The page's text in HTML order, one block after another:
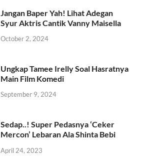
Jangan Baper Yah! Lihat Adegan
Syur Aktris Cantik Vanny Maisella
October 2, 2024
Ungkap Tamee Irelly Soal Hasratnya
Main Film Komedi
September 9, 2024
Sedap..! Super Pedasnya ‘Ceker
Mercon’ Lebaran Ala Shinta Bebi
April 24, 2023